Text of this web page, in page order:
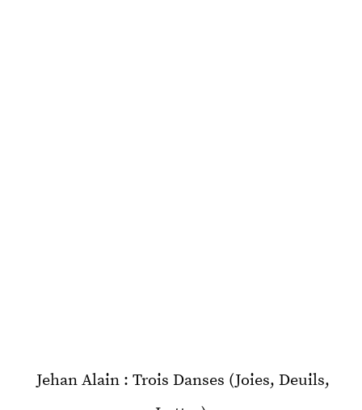
Jehan Alain : Trois Danses (Joies, Deuils,